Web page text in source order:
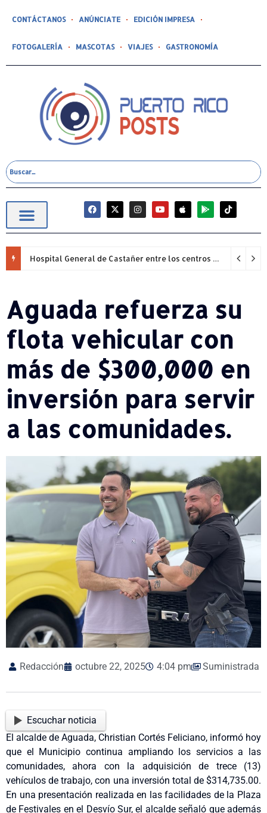
CONTÁCTANOS ANÚNCIATE EDICIÓN IMPRESA
FOTOGALERÍA MASCOTAS VIAJES GASTRONOMÍA
Hospital General de Castañer entre los centros de salud comunitarios con mejor desempeño clínico de Estados Unidos
Aguada refuerza su
flota vehicular con
más de $300,000 en
inversión para servir
a las comunidades.
Redacción octubre 22, 2025 4:04 pm Suministrada
Escuchar noticia
El alcalde de Aguada, Christian Cortés Feliciano, informó hoy
que el Municipio continua ampliando los servicios a las
comunidades, ahora con la adquisición de trece (13)
vehículos de trabajo, con una inversión total de $314,735.00.
En una presentación realizada en las facilidades de la Plaza
de Festivales en el Desvío Sur, el alcalde señaló que además